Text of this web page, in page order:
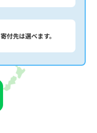
寄付先は選べます。